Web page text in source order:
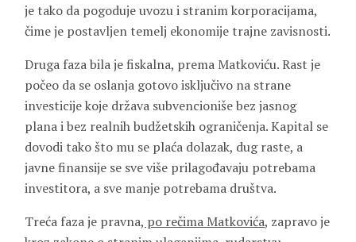
je tako da pogoduje uvozu i stranim korporacijama,
čime je postavljen temelj ekonomije trajne zavisnosti.
Druga faza bila je fiskalna, prema Matkoviću. Rast je
počeo da se oslanja gotovo isključivo na strane
investicije koje država subvencioniše bez jasnog
plana i bez realnih budžetskih ograničenja. Kapital se
dovodi tako što mu se plaća dolazak, dug raste, a
javne finansije se sve više prilagođavaju potrebama
investitora, a sve manje potrebama društva.
Treća faza je pravna, po rečima Matkovića, zapravo je